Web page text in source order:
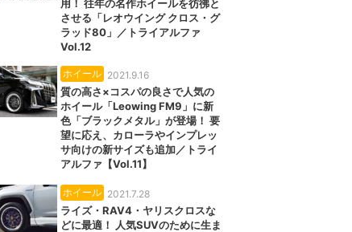
用！ 往年の名作ホイールを彷彿と
させる「レオウイング クロス・グ
ラッド80」／トライアルファ
Vol.12
ホイール 2021.9.16
質の高さ×コスパの良さで人気の
ホイール「Leowing FM9」に新
色「ブラックメタル」が登場！ 要
望に応え、カローラやインプレッ
サ向けの新サイズも追加／トライ
アルファ【Vol.11】
ホイール 2021.7.28
ライズ・RAV4・ヤリスクロスな
どに最適！ 人気SUVのために生ま